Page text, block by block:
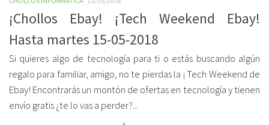
¡Chollos Ebay! ¡Tech Weekend Ebay!
Hasta martes 15-05-2018
Si quieres algo de tecnología para ti o estás buscando algún
regalo para familiar, amigo, no te pierdas la ¡ Tech Weekend de
Ebay! Encontrarás un montón de ofertas en tecnología y tienen
envío gratis ¿te lo vas a perder?...